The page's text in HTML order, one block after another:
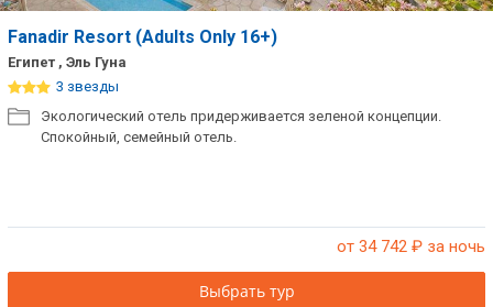
Fanadir Resort (Adults Only 16+)
Египет , Эль Гуна
3 звезды
Экологический отель придерживается зеленой концепции.
Спокойный, семейный отель.
от 34 742 ₽ за ночь
Выбрать тур